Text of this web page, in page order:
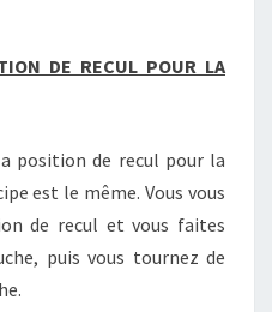
DE RECUL POUR LA
position de recul pour la
est le même. Vous vous
de recul et vous faites
puis vous tournez de